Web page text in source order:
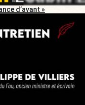
d’avant »